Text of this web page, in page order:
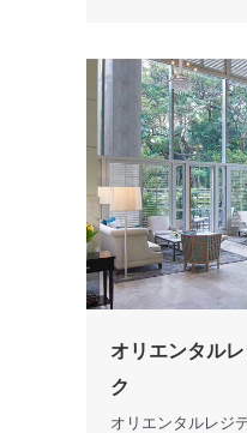
オリエンタル
ク
オリエンタルレジ